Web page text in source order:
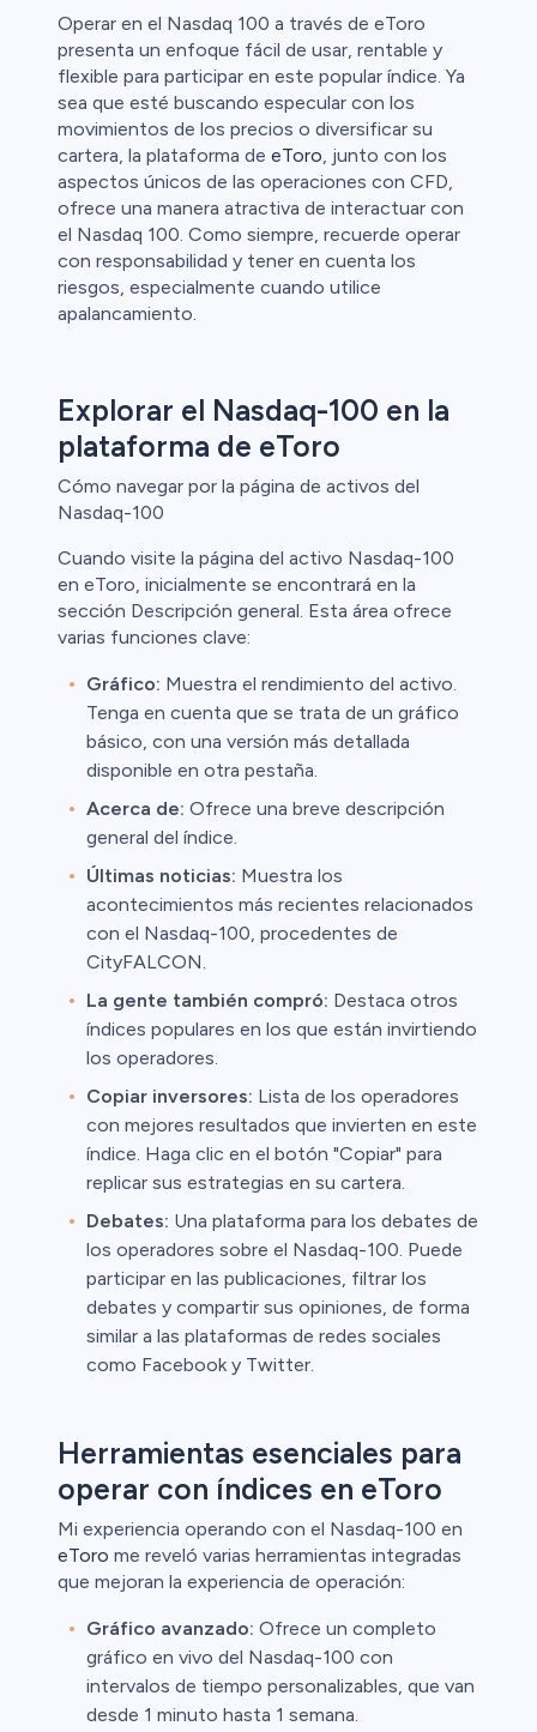
Operar en el Nasdaq 100 a través de eToro
presenta un enfoque fácil de usar, rentable y
flexible para participar en este popular índice. Ya
sea que esté buscando especular con los
movimientos de los precios o diversificar su
cartera, la plataforma de eToro, junto con los
aspectos únicos de las operaciones con CFD,
ofrece una manera atractiva de interactuar con
el Nasdaq 100. Como siempre, recuerde operar
con responsabilidad y tener en cuenta los
riesgos, especialmente cuando utilice
apalancamiento.
Explorar el Nasdaq-100 en la
plataforma de eToro
Cómo navegar por la página de activos del
Nasdaq-100
Cuando visite la página del activo Nasdaq-100
en eToro, inicialmente se encontrará en la
sección Descripción general. Esta área ofrece
varias funciones clave:
Gráfico: Muestra el rendimiento del activo.
Tenga en cuenta que se trata de un gráfico
básico, con una versión más detallada
disponible en otra pestaña.
Acerca de: Ofrece una breve descripción
general del índice.
Últimas noticias: Muestra los
acontecimientos más recientes relacionados
con el Nasdaq-100, procedentes de
CityFALCON.
La gente también compró: Destaca otros
índices populares en los que están invirtiendo
los operadores.
Copiar inversores: Lista de los operadores
con mejores resultados que invierten en este
índice. Haga clic en el botón "Copiar" para
replicar sus estrategias en su cartera.
Debates: Una plataforma para los debates de
los operadores sobre el Nasdaq-100. Puede
participar en las publicaciones, filtrar los
debates y compartir sus opiniones, de forma
similar a las plataformas de redes sociales
como Facebook y Twitter.
Herramientas esenciales para
operar con índices en eToro
Mi experiencia operando con el Nasdaq-100 en
eToro me reveló varias herramientas integradas
que mejoran la experiencia de operación:
Gráfico avanzado: Ofrece un completo
gráfico en vivo del Nasdaq-100 con
intervalos de tiempo personalizables, que van
desde 1 minuto hasta 1 semana.